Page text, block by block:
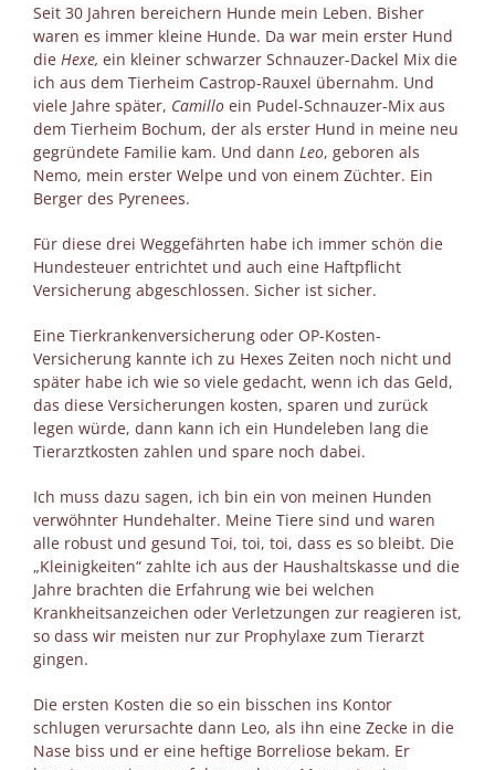
Seit 30 Jahren bereichern Hunde mein Leben. Bisher
waren es immer kleine Hunde. Da war mein erster Hund
die Hexe, ein kleiner schwarzer Schnauzer-Dackel Mix die
ich aus dem Tierheim Castrop-Rauxel übernahm. Und
viele Jahre später, Camillo ein Pudel-Schnauzer-Mix aus
dem Tierheim Bochum, der als erster Hund in meine neu
gegründete Familie kam. Und dann Leo, geboren als
Nemo, mein erster Welpe und von einem Züchter. Ein
Berger des Pyrenees.
Für diese drei Weggefährten habe ich immer schön die
Hundesteuer entrichtet und auch eine Haftpflicht
Versicherung abgeschlossen. Sicher ist sicher.
Eine Tierkrankenversicherung oder OP-Kosten-
Versicherung kannte ich zu Hexes Zeiten noch nicht und
später habe ich wie so viele gedacht, wenn ich das Geld,
das diese Versicherungen kosten, sparen und zurück
legen würde, dann kann ich ein Hundeleben lang die
Tierarztkosten zahlen und spare noch dabei.
Ich muss dazu sagen, ich bin ein von meinen Hunden
verwöhnter Hundehalter. Meine Tiere sind und waren
alle robust und gesund Toi, toi, toi, dass es so bleibt. Die
„Kleinigkeiten“ zahlte ich aus der Haushaltskasse und die
Jahre brachten die Erfahrung wie bei welchen
Krankheitsanzeichen oder Verletzungen zur reagieren ist,
so dass wir meisten nur zur Prophylaxe zum Tierarzt
gingen.
Die ersten Kosten die so ein bisschen ins Kontor
schlugen verursachte dann Leo, als ihn eine Zecke in die
Nase biss und er eine heftige Borreliose bekam. Er